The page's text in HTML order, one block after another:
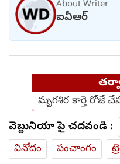
About Writer
ఐవీఆర్
మృగశిర కార్తె రోజే
వెబ్దునియా పై చదవండి :
వినోదం
పంచాంగం